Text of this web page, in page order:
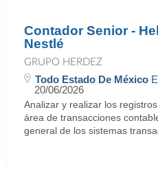
Contador Senior -
Nestlé
GRUPO HERDEZ
Todo Estado De México
20/06/2026
Analizar y realizar los
área de transacciones
general de los sistemas